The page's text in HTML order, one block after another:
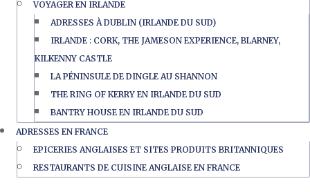
VOYAGER EN IRLANDE
ADRESSES À DUBLIN (IRLANDE DU SUD)
IRLANDE : CORK, THE JAMESON EXPERIENCE, BLARNEY,
KILKENNY CASTLE
LA PÉNINSULE DE DINGLE AU SHANNON
THE RING OF KERRY EN IRLANDE DU SUD
BANTRY HOUSE EN IRLANDE DU SUD
ADRESSES EN FRANCE
EPICERIES ANGLAISES ET SITES PRODUITS BRITANNIQUES
RESTAURANTS DE CUISINE ANGLAISE EN FRANCE